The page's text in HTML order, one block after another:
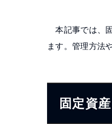
本記事では、
ます。管理方法
固定資